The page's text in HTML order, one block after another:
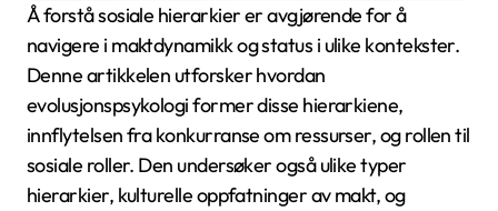
Å forstå sosiale hierarkier er avgjørende for å
navigere i maktdynamikk og status i ulike kontekster.
Denne artikkelen utforsker hvordan
evolusjonspsykologi former disse hierarkiene,
innflytelsen fra konkurranse om ressurser, og rollen til
sosiale roller. Den undersøker også ulike typer
hierarkier, kulturelle oppfatninger av makt, og